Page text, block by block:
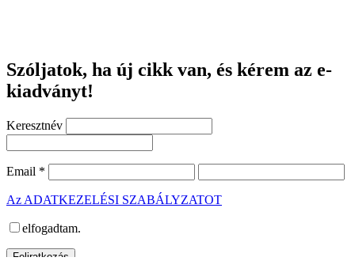
Szóljatok, ha új cikk van, és kérem az e-
kiadványt!
Keresztnév
Email *
Az ADATKEZELÉSI SZABÁLYZATOT
elfogadtam.